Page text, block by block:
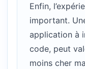
Enfin,
important.
application à
code, peut
moins cher